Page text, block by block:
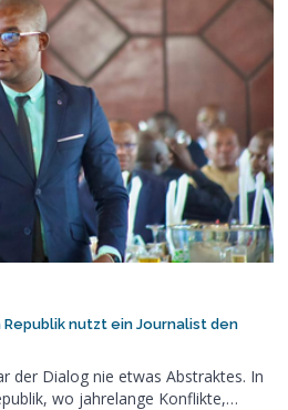
nutzt ein Journalist den
der Dialog nie etwas Abstraktes. In
wo jahrelange Konflikte,…